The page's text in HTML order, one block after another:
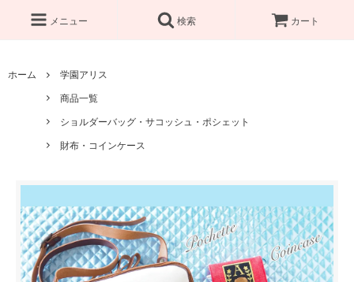
メニュー 検索 カート
ホーム
学園アリス
商品一覧
ショルダーバッグ・サコッシュ・ポシェット
財布・コインケース